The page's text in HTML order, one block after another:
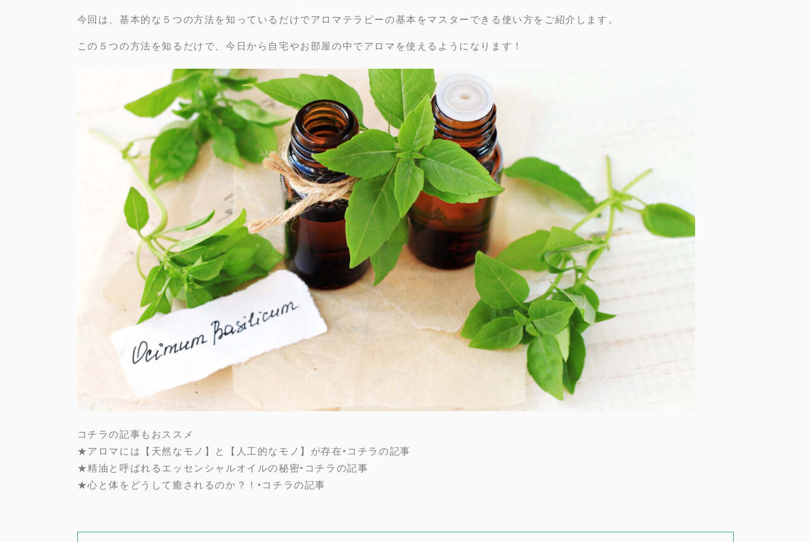
今回は、基本的な５つの方法を知っているだけでアロマテラピーの基本をマスターできる使い方をご紹介します。
この５つの方法を知るだけで、今日から自宅やお部屋の中でアロマを使えるようになります！
コチラの記事もおススメ
★アロマには【天然なモノ】と【人工的なモノ】が存在‣ コチラの記事
★精油と呼ばれるエッセンシャルオイルの秘密‣ コチラの記事
★心と体をどうして癒されるのか？！‣ コチラの記事